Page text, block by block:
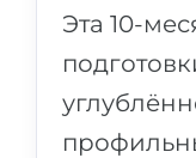
Эта 10-